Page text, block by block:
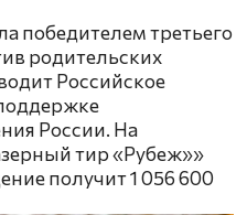
победителем третьего
родительских
Российское
России. На
тир «Рубеж»»
получит 1 056 600